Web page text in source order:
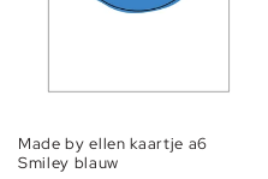
Made by ellen kaartje a6
Smiley blauw